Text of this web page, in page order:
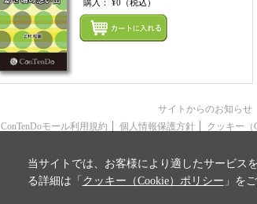
購入： ¥0 （税込）
サイトからのお知らせ
ConTenDoモール利用規約
個人情報保護方針 クッキー（
当サイトでは、お客様により適したサービス
る詳細は「 クッキー（Cookie）ポリシー 」を